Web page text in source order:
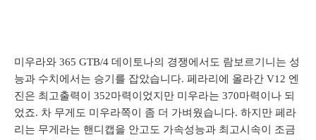
미우라와 365 GTB/4 데이토나의 경쟁에서도 람보르기니는 성
능과 수치에서는 승기를 잡았습니다. 페라리에 올라간 V12 엔
진은 최고출력이 352마력이었지만 미우라는 370마력이나 되
었죠. 차 무게도 미우라쪽이 좀 더 가벼웠습니다. 하지만 페라
리는 무게라는 핸디캡을 안고도 가속성능과 최고시속이 조금